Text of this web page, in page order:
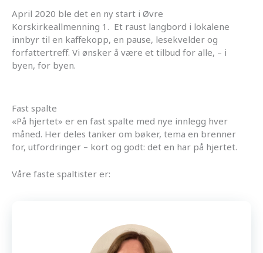
April 2020 ble det en ny start i Øvre
Korskirkeallmenning 1. Et raust langbord i lokalene
innbyr til en kaffekopp, en pause, lesekvelder og
forfattertreff. Vi ønsker å være et tilbud for alle, – i
byen, for byen.
Fast spalte
«På hjertet» er en fast spalte med nye innlegg hver
måned. Her deles tanker om bøker, tema en brenner
for, utfordringer – kort og godt: det en har på hjertet.
Våre faste spaltister er: